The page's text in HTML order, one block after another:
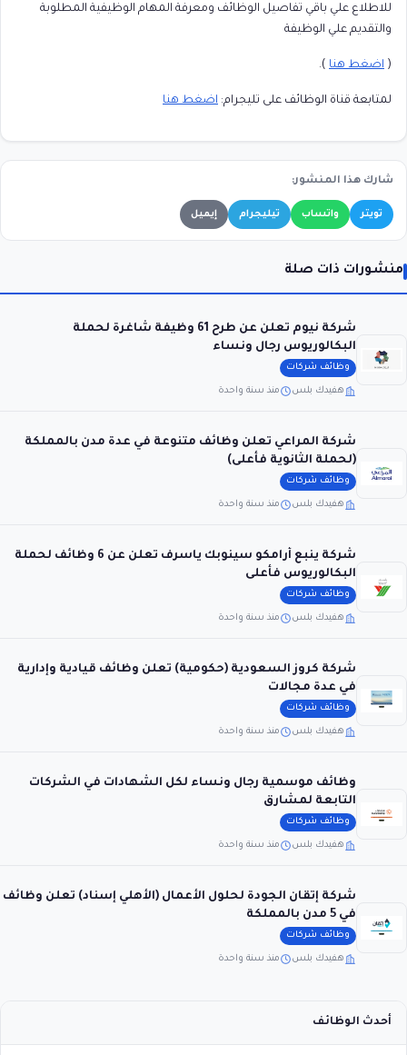
للاطلاع علي باقي تفاصيل الوظائف ومعرفة المهام الوظيفية المطلوبة
والتقديم علي الوظيفة
( اضغط هنا ).
لمتابعة قناة الوظائف على تليجرام: اضغط هنا
شارك هذا المنشور:
تويتر واتساب تيليجرام إيميل
منشورات ذات صلة
شركة نيوم تعلن عن طرح 61 وظيفة شاغرة لحملة
البكالوريوس رجال ونساء
وظائف شركات
هفيدك بلس منذ سنة واحدة
شركة المراعي تعلن وظائف متنوعة في عدة مدن بالمملكة
(لحملة الثانوية فأعلى)
وظائف شركات
هفيدك بلس منذ سنة واحدة
شركة ينبع أرامكو سينوبك ياسرف تعلن عن 6 وظائف لحملة
البكالوريوس فأعلى
وظائف شركات
هفيدك بلس منذ سنة واحدة
شركة كروز السعودية (حكومية) تعلن وظائف قيادية وإدارية
في عدة مجالات
وظائف شركات
هفيدك بلس منذ سنة واحدة
وظائف موسمية رجال ونساء لكل الشهادات في الشركات
التابعة لمشارق
وظائف شركات
هفيدك بلس منذ سنة واحدة
شركة إتقان الجودة لحلول الأعمال (الأهلي إسناد) تعلن وظائف
في 5 مدن بالمملكة
وظائف شركات
هفيدك بلس منذ سنة واحدة
أحدث الوظائف